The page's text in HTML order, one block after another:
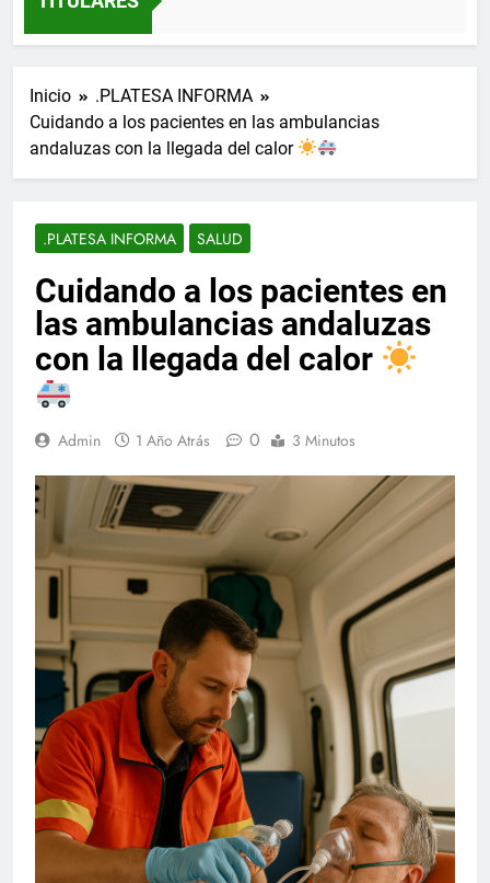
Inicio
.PLATESA INFORMA
Cuidando a los pacientes en las ambulancias
andaluzas con la llegada del calor
.PLATESA INFORMA SALUD
Cuidando a los pacientes en
las ambulancias andaluzas
con la llegada del calor
Admin 1 Año Atrás 0 3 Minutos